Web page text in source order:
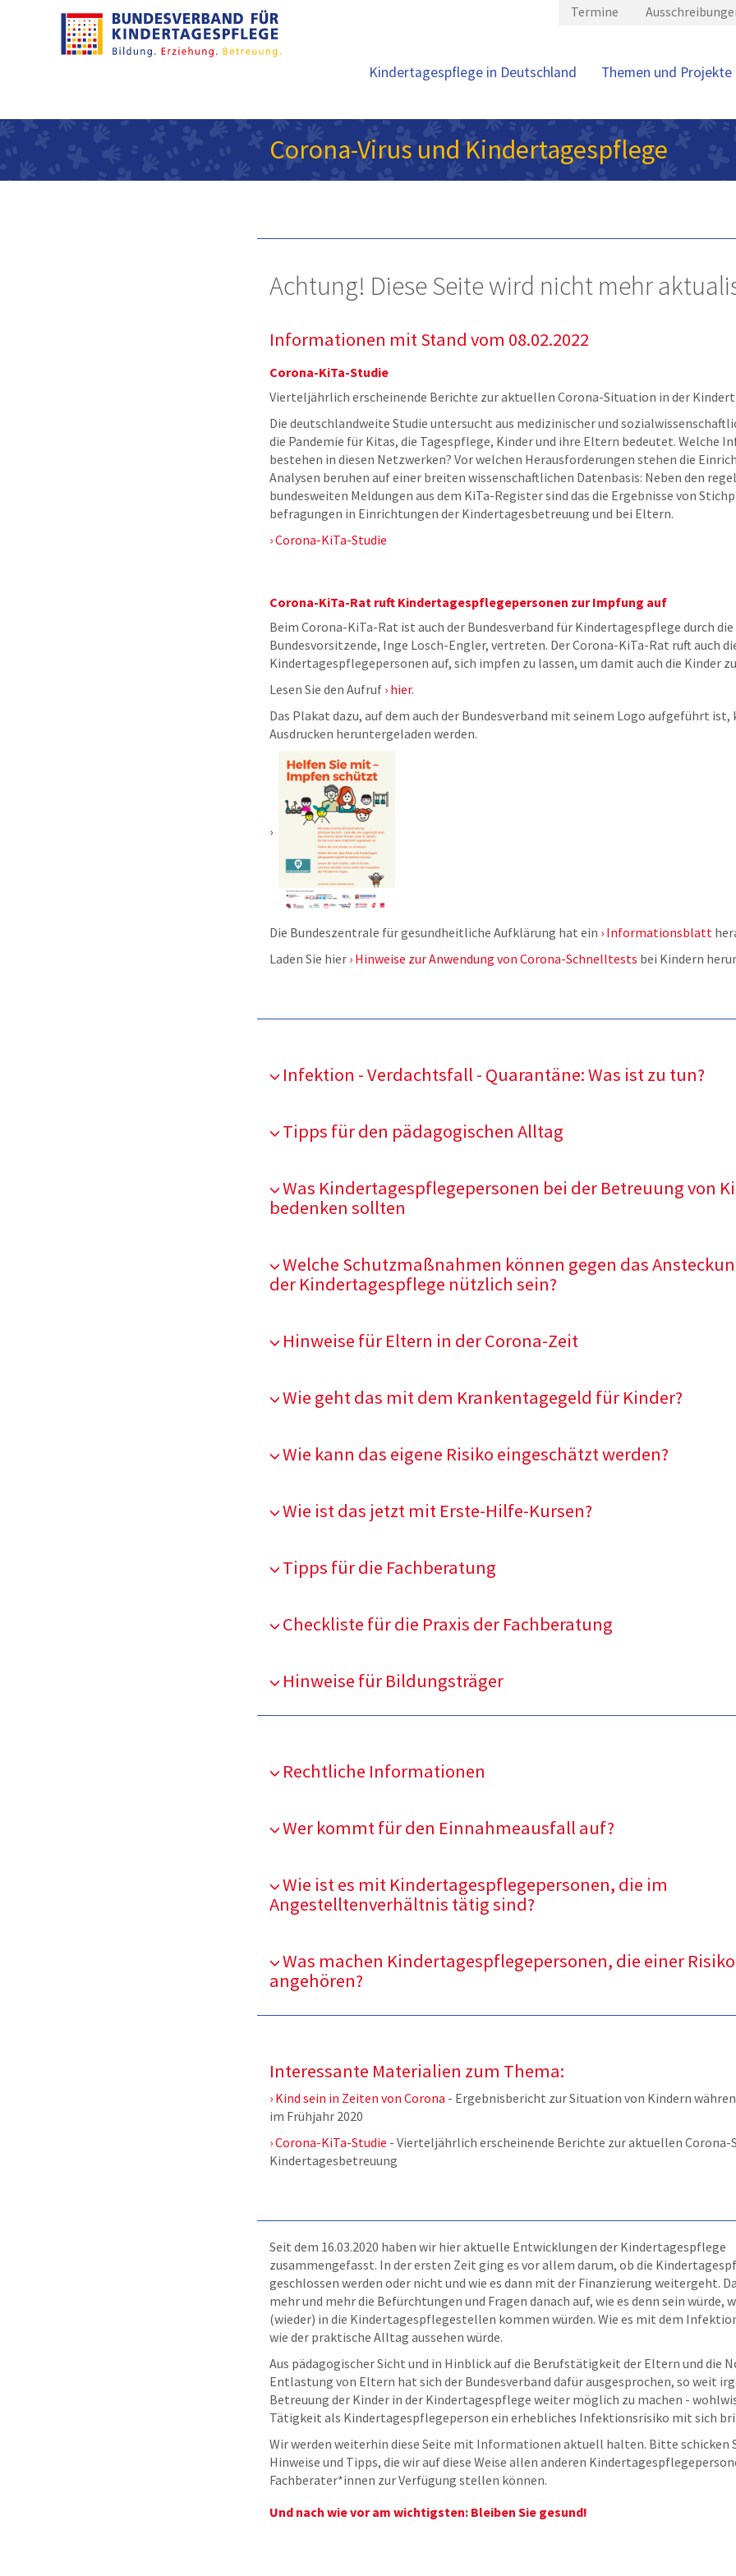
Termine
Kindertagespflege in Deutschland Themen und Projekte
Corona-Virus und Kindertagespflege
Achtung! Diese Seite wird nicht mehr
Informationen mit Stand vom 08.02.2022
Corona-KiTa-Studie
Vierteljährlich erscheinende Berichte zur aktuellen Corona-Situation in der
Die deutschlandweite Studie untersucht aus medizinischer und
die Pandemie für Kitas, die Tagespflege, Kinder und ihre Eltern bedeutet. Welche
bestehen in diesen Netzwerken? Vor welchen Herausforderungen stehen die
Analysen beruhen auf einer breiten wissenschaftlichen Datenbasis: Neben den
bundesweiten Meldungen aus dem KiTa-Register sind das die Ergebnisse von
befragungen in Einrichtungen der Kindertagesbetreuung und bei Eltern.
Corona-KiTa-Studie
Corona-KiTa-Rat ruft Kindertagespflegepersonen zur Impfung auf
Beim Corona-KiTa-Rat ist auch der Bundesverband für Kindertagespflege durch die
Bundesvorsitzende, Inge Losch-Engler, vertreten. Der Corona-KiTa-Rat ruft auch
Kindertagespflegepersonen auf, sich impfen zu lassen, um damit auch die Kinder
Lesen Sie den Aufruf hier.
Das Plakat dazu, auf dem auch der Bundesverband mit seinem Logo aufgeführt ist,
Ausdrucken heruntergeladen werden.
Die Bundeszentrale für gesundheitliche Aufklärung hat ein Informationsblatt
Laden Sie hier Hinweise zur Anwendung von Corona-Schnelltests bei Kindern
Infektion - Verdachtsfall - Quarantäne: Was ist zu tun?
Tipps für den pädagogischen Alltag
Was Kindertagespflegepersonen bei der Betreuung von
bedenken sollten
Welche Schutzmaßnahmen können gegen das
der Kindertagespflege nützlich sein?
Hinweise für Eltern in der Corona-Zeit
Wie geht das mit dem Krankentagegeld für Kinder?
Wie kann das eigene Risiko eingeschätzt werden?
Wie ist das jetzt mit Erste-Hilfe-Kursen?
Tipps für die Fachberatung
Checkliste für die Praxis der Fachberatung
Hinweise für Bildungsträger
Rechtliche Informationen
Wer kommt für den Einnahmeausfall auf?
Wie ist es mit Kindertagespflegepersonen, die im
Angestelltenverhältnis tätig sind?
Was machen Kindertagespflegepersonen, die einer
angehören?
Interessante Materialien zum Thema:
Kind sein in Zeiten von Corona - Ergebnisbericht zur Situation von Kindern
im Frühjahr 2020
Corona-KiTa-Studie - Vierteljährlich erscheinende Berichte zur aktuellen
Kindertagesbetreuung
Seit dem 16.03.2020 haben wir hier aktuelle Entwicklungen der Kindertagespflege
zusammengefasst. In der ersten Zeit ging es vor allem darum, ob die
geschlossen werden oder nicht und wie es dann mit der Finanzierung weitergeht.
mehr und mehr die Befürchtungen und Fragen danach auf, wie es denn sein würde,
(wieder) in die Kindertagespflegestellen kommen würden. Wie es mit dem
wie der praktische Alltag aussehen würde.
Aus pädagogischer Sicht und in Hinblick auf die Berufstätigkeit der Eltern und die
Entlastung von Eltern hat sich der Bundesverband dafür ausgesprochen, so weit
Betreuung der Kinder in der Kindertagespflege weiter möglich zu machen -
Tätigkeit als Kindertagespflegeperson ein erhebliches Infektionsrisiko mit sich
Wir werden weiterhin diese Seite mit Informationen aktuell halten. Bitte schicken
Hinweise und Tipps, die wir auf diese Weise allen anderen
Fachberater*innen zur Verfügung stellen können.
Und nach wie vor am wichtigsten: Bleiben Sie gesund!